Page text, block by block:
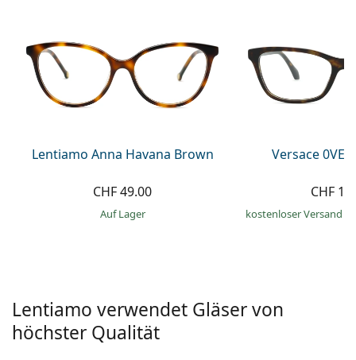
Prada
Alle Marken
Lentiamo Anna Havana Brown
CHF 49.00
auf Lager
Versace
CHF
kostenloser Versand
Lentiamo verwendet Gläser von
höchster Qualität